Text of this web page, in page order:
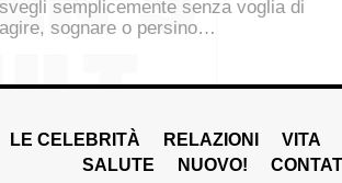
svegli semplicemente senza voglia di
agire, sognare o persino…
LE CELEBRITÀ RELAZIONI
VITA
SALUTE
NUOVO!